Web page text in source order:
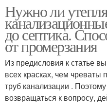
Нужно ли
до септика.
от промерзания
Из предисловия к статье
всех красках, чем чреваты
труб канализации .
возвращаться к вопросу,